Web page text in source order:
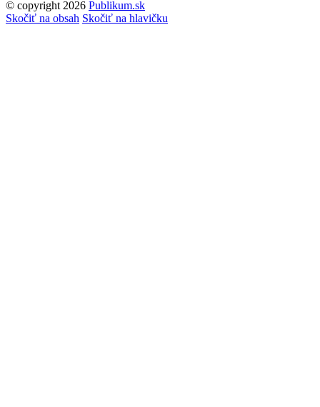
© copyright 2026 Publikum.sk
Tvorba stránok: Enjoy
Skočiť na obsah Skočiť na hlavičku